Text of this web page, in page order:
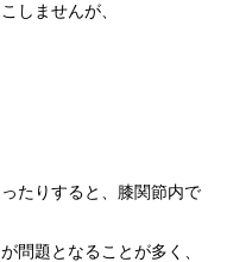
しませんが、
たりすると、膝関節内で
問題となることが多く、